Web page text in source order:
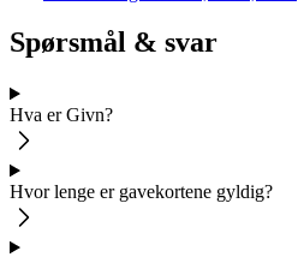
Spørsmål & svar
Hva er Givn?
Hvor lenge er gavekortene gyldig?